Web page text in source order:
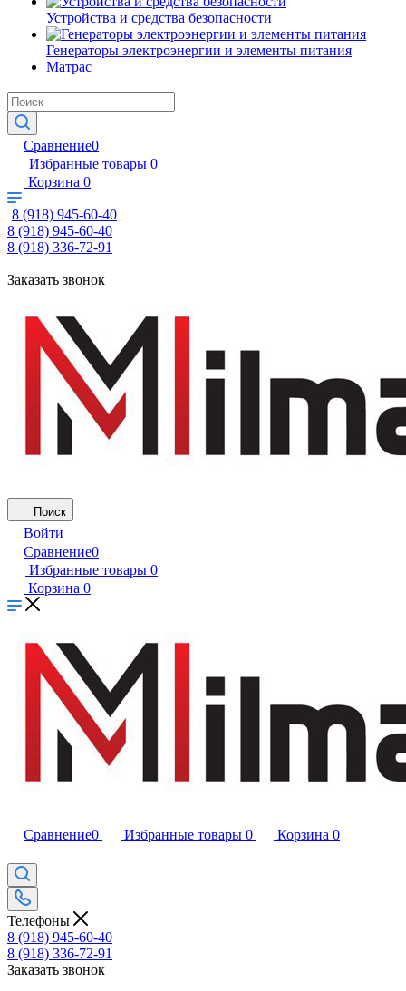
Устройства и средства безопасности
Генераторы электроэнергии и элементы питания
Матрас
Сравнение0
Избранные товары 0
Корзина 0
8 (918) 945-60-40
8 (918) 945-60-40
8 (918) 336-72-91
Заказать звонок
Поиск
Войти
Сравнение0
Избранные товары 0
Корзина 0
Сравнение0 Избранные товары 0 Корзина 0
Телефоны
8 (918) 945-60-40
8 (918) 336-72-91
Заказать звонок